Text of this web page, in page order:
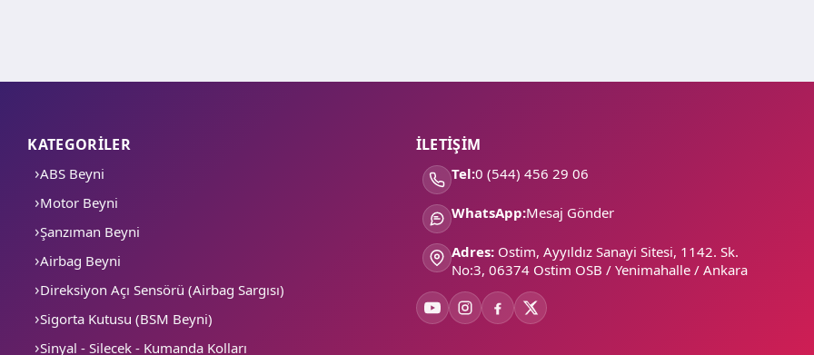
KATEGORİLER
ABS Beyni
Motor Beyni
Şanzıman Beyni
Airbag Beyni
Direksiyon Açı Sensörü (Airbag Sargısı)
Sigorta Kutusu (BSM Beyni)
Sinyal - Silecek - Kumanda Kolları
İLETİŞİM
Tel:0 (544) 456 29 06
WhatsApp:Mesaj Gönder
Adres: Ostim, Ayyıldız Sanayi Sitesi, 1142. Sk.
No:3, 06374 Ostim OSB / Yenimahalle / Ankara